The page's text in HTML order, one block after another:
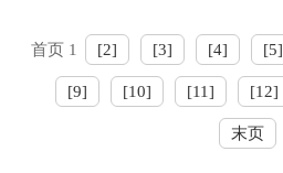
首页 1 [2] [3] [4] [5]
[9] [10] [11] [12]
末页